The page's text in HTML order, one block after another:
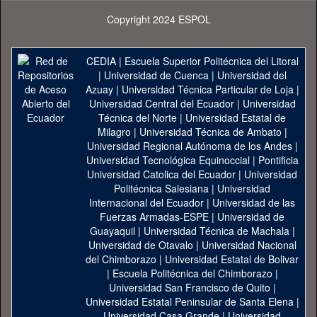
Copyright 2024 ESPOL
CEDIA| Escuela Superior Politécnica del Litoral
| Universidad de Cuenca| Universidad del
Azuay| Universidad Técnica Particular de Loja|
Universidad Central del Ecuador| Universidad
Técnica del Norte | Universidad Estatal de
Milagro | Universidad Técnica de Ambato |
Universidad Regional Autónoma de los Andes|
Universidad Tecnológica Equinoccial| Pontificia
Universidad Catolica del Ecuador | Universidad
Politécnica Salesiana | Universidad
Internacional del Ecuador | Universidad de las
Fuerzas Armadas-ESPE | Universidad de
Guayaquil| Universidad Técnica de Machala|
Universidad de Otavalo | Universidad Nacional
del Chimborazo | Universidad Estatal de Bolivar
| Escuela Politécnica del Chimborazo |
Universidad San Francisco de Quito |
Universidad Estatal Peninsular de Santa Elena|